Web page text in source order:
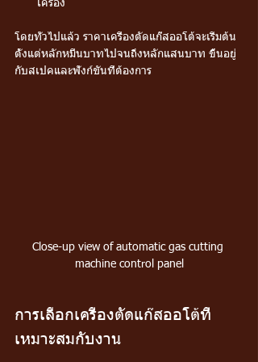
เครื่อง
โดยทั่วไปแล้ว ราคาเครื่องตัดแก๊สออโต้จะเริ่มต้น
ตั้งแต่หลักหมื่นบาทไปจนถึงหลักแสนบาท ขึ้นอยู่
กับสเปคและฟังก์ชันที่ต้องการ
Close-up view of automatic gas cutting
machine control panel
การเลือกเครื่องตัดแก๊สออโต้ที่
เหมาะสมกับงาน